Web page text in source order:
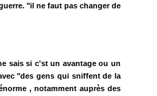
"il ne faut pas changer de
sais si c'st un avantage ou un
"des gens qui sniffent de la
, notamment auprès des